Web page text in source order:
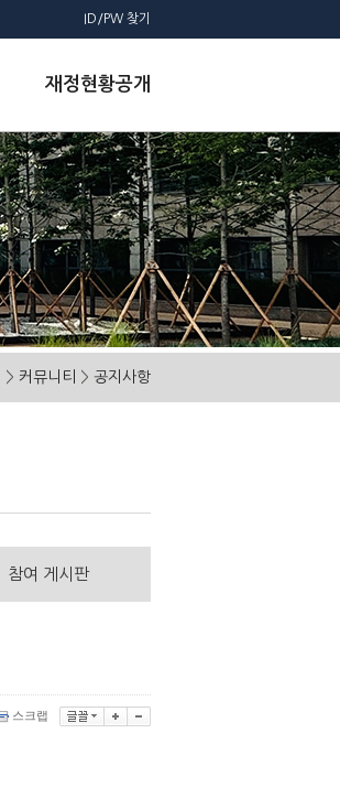
ID/PW 찾기
재정현황공개
> 커뮤니티 > 공지사항
참여 게시판
스크랩